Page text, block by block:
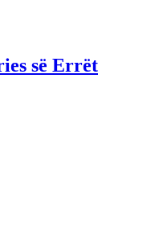
së Errët